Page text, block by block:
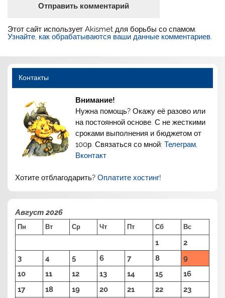
Этот сайт использует Akismet для борьбы со спамом.
Узнайте, как обрабатываются ваши данные комментариев.
Контакты
Внимание!
Нужна помощь? Окажу её разово или
на постоянной основе. С не жесткими
сроками выполнения и бюджетом от
100р. Связаться со мной:Телеграм,
Вконтакт
Хотите отблагодарить?Оплатите хостинг!
Август 2026
Пн Вт Ср Чт Пт Сб Вс
1
2
3
4 5 6 7 8
9
10
11 12 13 14 15
16
17
18 19 20 21 22
23